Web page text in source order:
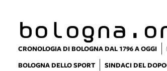
CRONOLOGIA DI BOLOGNA DAL 1796 A OGGI
BOLOGNA DELLO SPORT
SINDACI DEL